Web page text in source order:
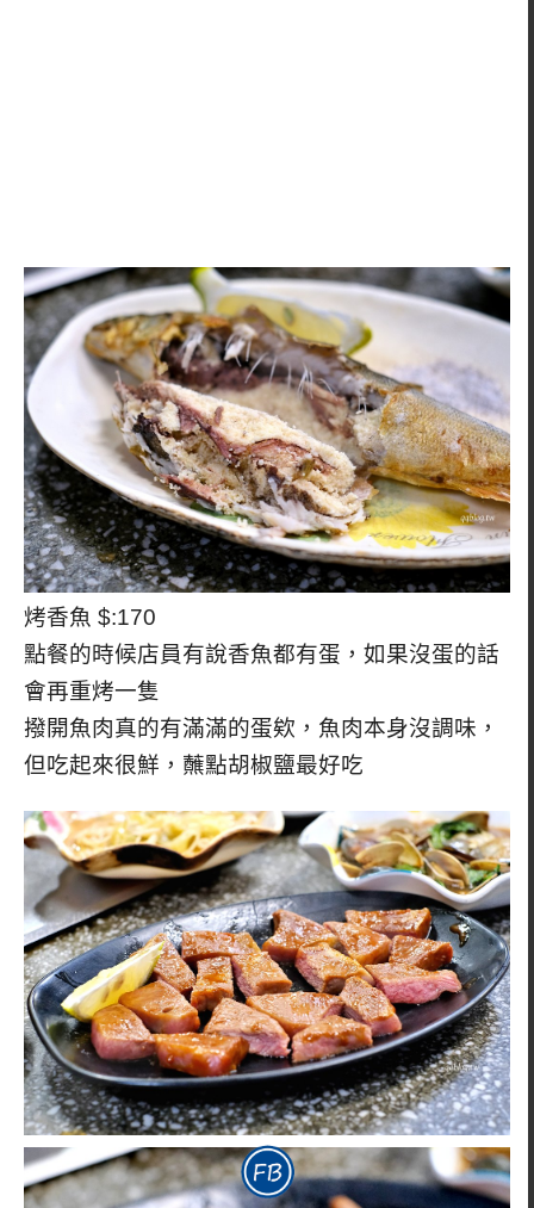
烤香魚 $:170
點餐的時候店員有說香魚都有蛋，如果沒蛋的話
會再重烤一隻
撥開魚肉真的有滿滿的蛋欸，魚肉本身沒調味，
但吃起來很鮮，蘸點胡椒鹽最好吃